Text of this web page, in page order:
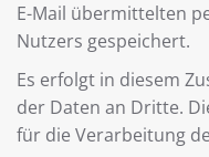
E-Mail übermittelten
Nutzers gespeichert.
Es erfolgt in diesem
der Daten an Dritte.
für die Verarbeitung